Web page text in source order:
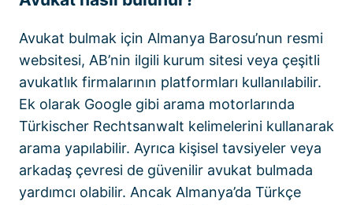
Avukat bulmak için Almanya Barosu’nun resmi
websitesi, AB’nin ilgili kurum sitesi veya çeşitli
avukatlık firmalarının platformları kullanılabilir.
Ek olarak Google gibi arama motorlarında
Türkischer Rechtsanwalt kelimelerini kullanarak
arama yapılabilir. Ayrıca kişisel tavsiyeler veya
arkadaş çevresi de güvenilir avukat bulmada
yardımcı olabilir. Ancak Almanya’da Türkçe